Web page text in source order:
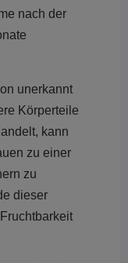
nach der
unerkannt
Körperteile
kann
zu einer
zu
dieser